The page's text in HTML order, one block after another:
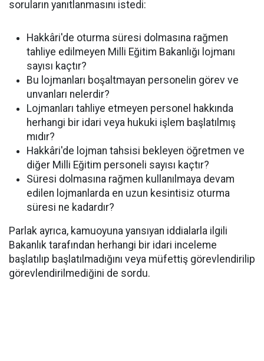
soruların yanıtlanmasını istedi:
Hakkâri'de oturma süresi dolmasına rağmen
tahliye edilmeyen Milli Eğitim Bakanlığı lojmanı
sayısı kaçtır?
Bu lojmanları boşaltmayan personelin görev ve
unvanları nelerdir?
Lojmanları tahliye etmeyen personel hakkında
herhangi bir idari veya hukuki işlem başlatılmış
mıdır?
Hakkâri'de lojman tahsisi bekleyen öğretmen ve
diğer Milli Eğitim personeli sayısı kaçtır?
Süresi dolmasına rağmen kullanılmaya devam
edilen lojmanlarda en uzun kesintisiz oturma
süresi ne kadardır?
Parlak ayrıca, kamuoyuna yansıyan iddialarla ilgili
Bakanlık tarafından herhangi bir idari inceleme
başlatılıp başlatılmadığını veya müfettiş görevlendirilip
görevlendirilmediğini de sordu.